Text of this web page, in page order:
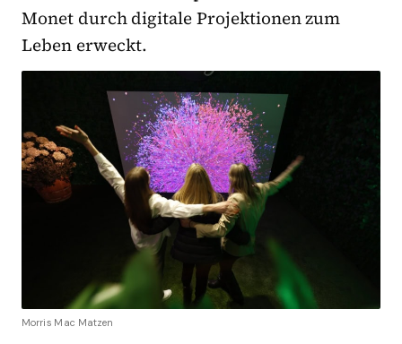
Monet durch digitale Projektionen zum
Leben erweckt.
Morris Mac Matzen